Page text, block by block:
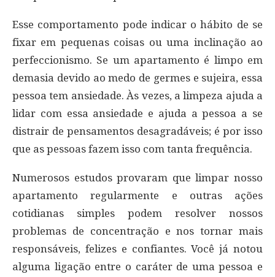
Esse comportamento pode indicar o hábito de se
fixar em pequenas coisas ou uma inclinação ao
perfeccionismo. Se um apartamento é limpo em
demasia devido ao medo de germes e sujeira, essa
pessoa tem ansiedade. Às vezes, a limpeza ajuda a
lidar com essa ansiedade e ajuda a pessoa a se
distrair de pensamentos desagradáveis; é por isso
que as pessoas fazem isso com tanta frequência.
Numerosos estudos provaram que limpar nosso
apartamento regularmente e outras ações
cotidianas simples podem resolver nossos
problemas de concentração e nos tornar mais
responsáveis, felizes e confiantes. Você já notou
alguma ligação entre o caráter de uma pessoa e